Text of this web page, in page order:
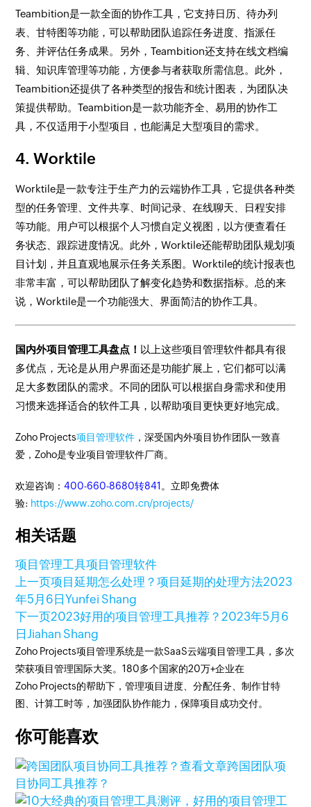
Teambition是一款全面的协作工具，它支持日历、待办列
表、甘特图等功能，可以帮助团队追踪任务进度、指派任
务、并评估任务成果。另外，Teambition还支持在线文档编
辑、知识库管理等功能，方便参与者获取所需信息。此外，
Teambition还提供了各种类型的报告和统计图表，为团队决
策提供帮助。Teambition是一款功能齐全、易用的协作工
具，不仅适用于小型项目，也能满足大型项目的需求。
4. Worktile
Worktile是一款专注于生产力的云端协作工具，它提供各种类
型的任务管理、文件共享、时间记录、在线聊天、日程安排
等功能。用户可以根据个人习惯自定义视图，以方便查看任
务状态、跟踪进度情况。此外，Worktile还能帮助团队规划项
目计划，并且直观地展示任务关系图。Worktile的统计报表也
非常丰富，可以帮助团队了解变化趋势和数据指标。总的来
说，Worktile是一个功能强大、界面简洁的协作工具。
国内外项目管理工具盘点！ 以上这些项目管理软件都具有很
多优点，无论是从用户界面还是功能扩展上，它们都可以满
足大多数团队的需求。不同的团队可以根据自身需求和使用
习惯来选择适合的软件工具，以帮助项目更快更好地完成。
Zoho Projects项目管理软件 ，深受国内外项目协作团队一致喜
爱，Zoho是专业项目管理软件厂商。
欢迎咨询：400-660-8680转841 。立即免费体
验: https://www.zoho.com.cn/projects/
相关话题
项目管理工具项目管理软件
上一页项目延期怎么处理？项目延期的处理方法2023
年5月6日Yunfei Shang
下一页2023好用的项目管理工具推荐？2023年5月6
日Jiahan Shang
Zoho Projects项目管理系统是一款SaaS云端项目管理工具，多次
荣获项目管理国际大奖。180多个国家的20万+企业在
Zoho Projects的帮助下，管理项目进度、分配任务、制作甘特
图、计算工时等，加强团队协作能力，保障项目成功交付。
你可能喜欢
查看文章跨国团队项
目协同工具推荐？